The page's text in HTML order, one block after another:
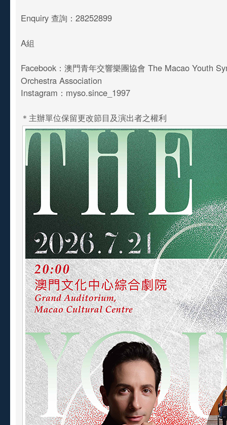
Enquiry 查詢：28252899
A組
Facebook：澳門青年交響樂團協會 The Macao Youth
Orchestra Association
Instagram：myso.since_1997
＊主辦單位保留更改節目及演出者之權利